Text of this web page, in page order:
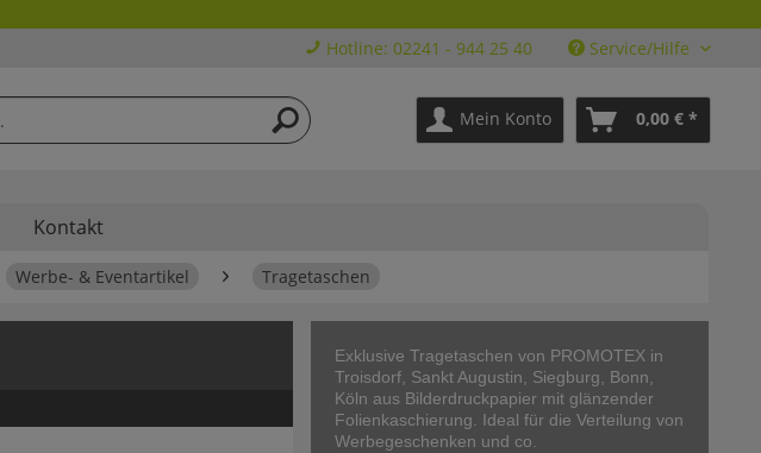
Hotline: 02241 - 944 25 40 Service/Hilfe
Mein Konto 0,00 € *
Kontakt
Werbe- & Eventartikel Tragetaschen
Exklusive Tragetaschen von PROMOTEX in
Troisdorf, Sankt Augustin, Siegburg, Bonn,
Köln aus Bilderdruckpapier mit glänzender
Folienkaschierung. Ideal für die Verteilung von
Werbegeschenken und co.